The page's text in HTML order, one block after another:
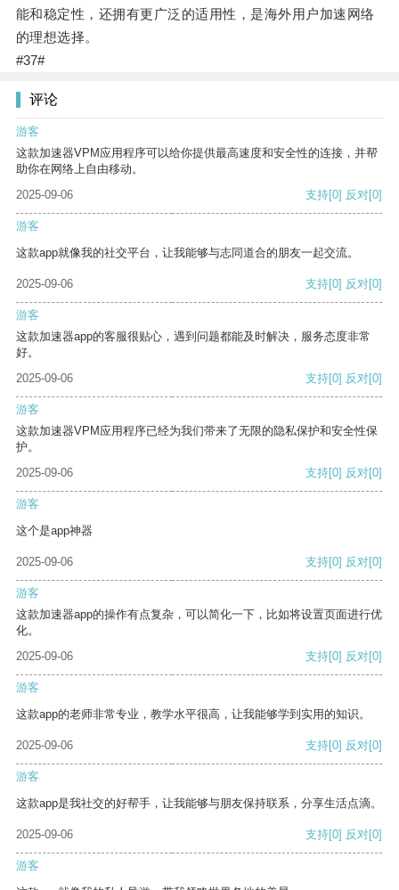
能和稳定性，还拥有更广泛的适用性，是海外用户加速网络
的理想选择。
#37#
评论
游客
这款加速器VPM应用程序可以给你提供最高速度和安全性的连接，并帮
助你在网络上自由移动。
2025-09-06
支持[0] 反对[0]
游客
这款app就像我的社交平台，让我能够与志同道合的朋友一起交流。
2025-09-06 支持[0] 反对[0]
游客
这款加速器app的客服很贴心，遇到问题都能及时解决，服务态度非常
好。
2025-09-06
支持[0] 反对[0]
游客
这款加速器VPM应用程序已经为我们带来了无限的隐私保护和安全性保
护。
2025-09-06
支持[0] 反对[0]
游客
这个是app神器
2025-09-06 支持[0] 反对[0]
游客
这款加速器app的操作有点复杂，可以简化一下，比如将设置页面进行优
化。
2025-09-06
支持[0] 反对[0]
游客
这款app的老师非常专业，教学水平很高，让我能够学到实用的知识。
2025-09-06 支持[0] 反对[0]
游客
这款app是我社交的好帮手，让我能够与朋友保持联系，分享生活点滴。
2025-09-06 支持[0] 反对[0]
游客